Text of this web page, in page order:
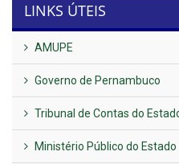
LINKS ÚTEIS
AMUPE
Governo de Pernambuco
Tribunal de Contas do
Ministério Público do